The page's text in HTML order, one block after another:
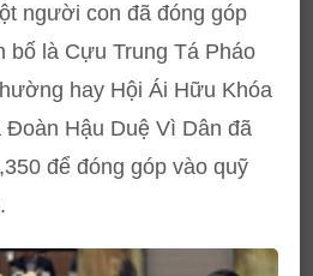
người con đã đóng góp
bố là Cựu Trung Tá Pháo
hay Hội Ái Hữu Khóa
Đoàn Hậu Duệ Vì Dân đã
để đóng góp vào quỹ